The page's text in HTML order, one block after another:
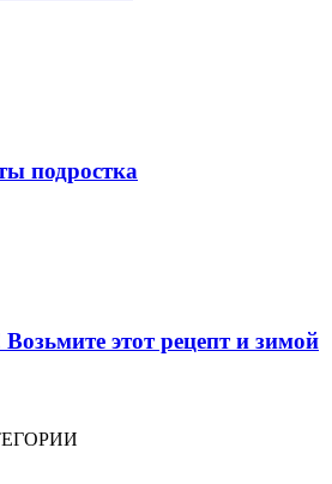
подростка
этот рецепт и зимой